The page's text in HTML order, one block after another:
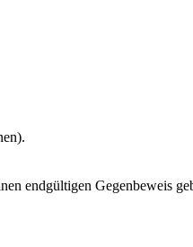
endgültigen Gegenbeweis